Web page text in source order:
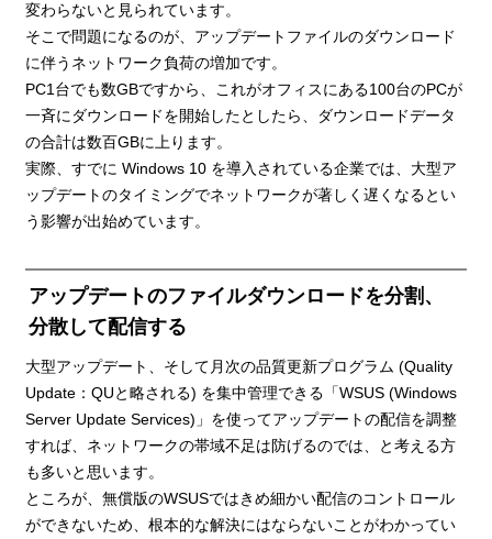
変わらないと見られています。
そこで問題になるのが、アップデートファイルのダウンロード
に伴うネットワーク負荷の増加です。
PC1台でも数GBですから、これがオフィスにある100台のPCが
一斉にダウンロードを開始したとしたら、ダウンロードデータ
の合計は数百GBに上ります。
実際、すでに Windows 10 を導入されている企業では、大型ア
ップデートのタイミングでネットワークが著しく遅くなるとい
う影響が出始めています。
アップデートのファイルダウンロードを分割、
分散して配信する
大型アップデート、そして月次の品質更新プログラム (Quality
Update：QUと略される) を集中管理できる「WSUS (Windows
Server Update Services)」を使ってアップデートの配信を調整
すれば、ネットワークの帯域不足は防げるのでは、と考える方
も多いと思います。
ところが、無償版のWSUSではきめ細かい配信のコントロール
ができないため、根本的な解決にはならないことがわかってい